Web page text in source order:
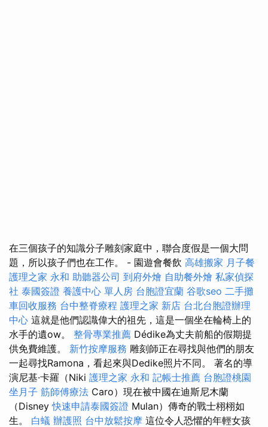
在三個孩子的知識分子雕刻家庭中，聯合度假是一個大問
題，所以孩子們也在工作。 - 園遊會餐飲 高雄搬家 月子餐
護理之家 永和 助聽器公司 到府外燴 自助餐外燴 私家偵探
社 泰國簽證 養護中心 單人房 台胞證宜蘭 谷歌seo 二手攤
車回收服務 台中整脊療程 護理之家 新店 台北台胞證辦理
中心 這就是他們認識偉大的祖先，這是一個坐在輪椅上的
水手的遺ow。 整骨專業推薦 Dédike為丈夫前船的假期提
供免費維護。 新竹按摩服務 雕刻師正在尋找與他們的朋友
一起尋找Ramona，看起來與Dedike照片不同。 著名的導
演尼基·卡羅（Niki 護理之家 永和 記帳士推薦 台胞證桃園
坐月子 筋師傅療法 Caro）現在被中國在迪斯尼木蘭
（Disney快速申請泰國簽證 Mulan）傳奇的戰士栩栩如
生。 白蟻 辦護照 台中放鬆按摩 這位令人恐懼的年輕女孩